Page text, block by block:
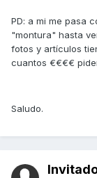
PD: a mi me pasa
"montura" hasta
fotos y artículos
cuantos €€€€
Saludo.